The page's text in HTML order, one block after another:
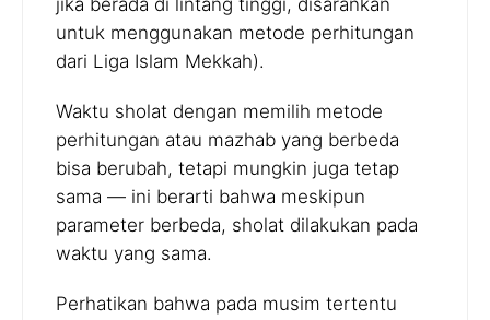
jika berada di lintang tinggi, disarankan
untuk menggunakan metode perhitungan
dari Liga Islam Mekkah).
Waktu sholat dengan memilih metode
perhitungan atau mazhab yang berbeda
bisa berubah, tetapi mungkin juga tetap
sama — ini berarti bahwa meskipun
parameter berbeda, sholat dilakukan pada
waktu yang sama.
Perhatikan bahwa pada musim tertentu